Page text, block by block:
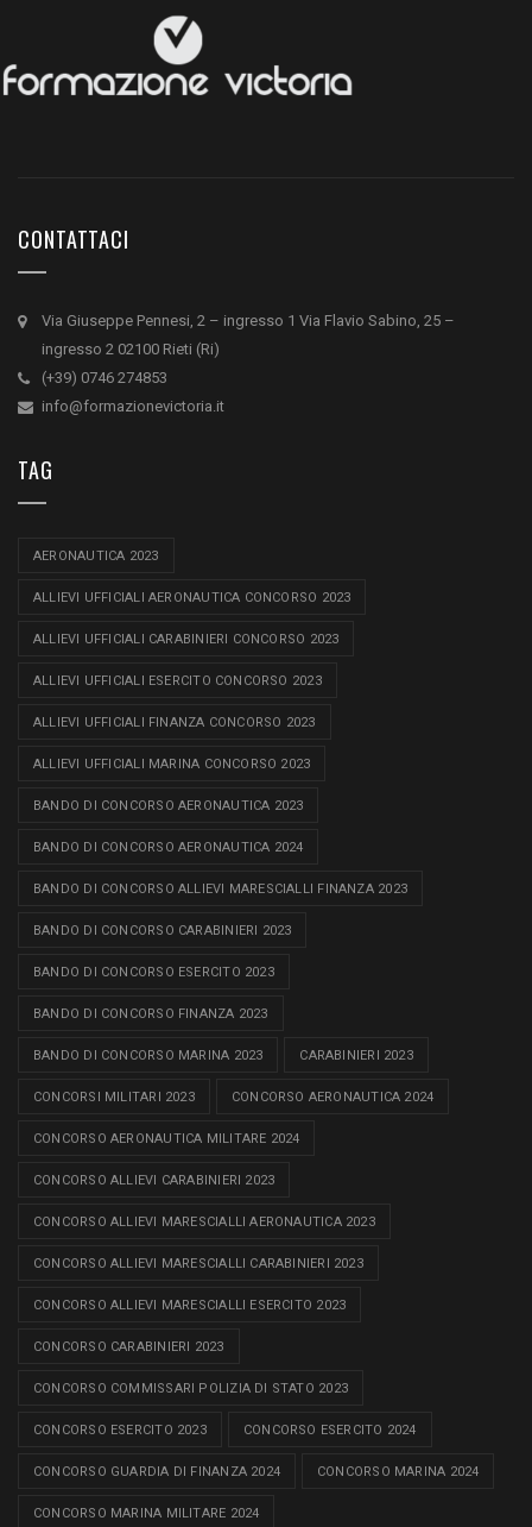
CONTATTACI
Via Giuseppe Pennesi, 2 – ingresso 1 Via Flavio Sabino, 25 –
ingresso 2 02100 Rieti (Ri)
(+39) 0746 274853
info@formazionevictoria.it
TAG
AERONAUTICA 2023
ALLIEVI UFFICIALI AERONAUTICA CONCORSO 2023
ALLIEVI UFFICIALI CARABINIERI CONCORSO 2023
ALLIEVI UFFICIALI ESERCITO CONCORSO 2023
ALLIEVI UFFICIALI FINANZA CONCORSO 2023
ALLIEVI UFFICIALI MARINA CONCORSO 2023
BANDO DI CONCORSO AERONAUTICA 2023
BANDO DI CONCORSO AERONAUTICA 2024
BANDO DI CONCORSO ALLIEVI MARESCIALLI FINANZA 2023
BANDO DI CONCORSO CARABINIERI 2023
BANDO DI CONCORSO ESERCITO 2023
BANDO DI CONCORSO FINANZA 2023
BANDO DI CONCORSO MARINA 2023 CARABINIERI 2023
CONCORSI MILITARI 2023 CONCORSO AERONAUTICA 2024
CONCORSO AERONAUTICA MILITARE 2024
CONCORSO ALLIEVI CARABINIERI 2023
CONCORSO ALLIEVI MARESCIALLI AERONAUTICA 2023
CONCORSO ALLIEVI MARESCIALLI CARABINIERI 2023
CONCORSO ALLIEVI MARESCIALLI ESERCITO 2023
CONCORSO CARABINIERI 2023
CONCORSO COMMISSARI POLIZIA DI STATO 2023
CONCORSO ESERCITO 2023 CONCORSO ESERCITO 2024
CONCORSO GUARDIA DI FINANZA 2024 CONCORSO MARINA 2024
CONCORSO MARINA MILITARE 2024